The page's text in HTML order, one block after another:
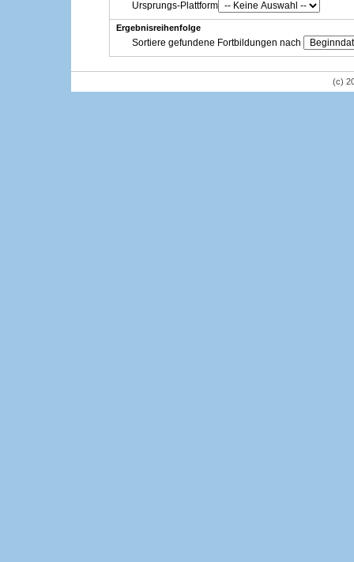
Ursprungs-Plattform
Ergebnisreihenfolge
Sortiere gefundene Fortbildungen nach
(c)